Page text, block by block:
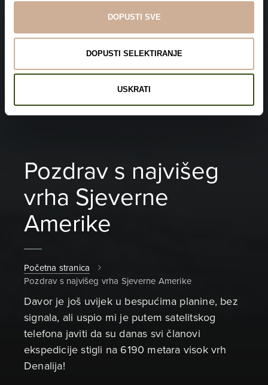
DOPUSTI SVE
DOPUSTI SELEKTIRANJE
USKRATI
Pozdrav s najvišeg
vrha Sjeverne
Amerike
Početna stranica
Pozdrav s najvišeg vrha Sjeverne Amerike
Davor je još uvijek u bespućima planine, bez
signala, ali uspio mi je putem satelitskog
telefona javiti da su danas svi članovi
ekspedicije stigli na 6190 metara visok vrh
Denalija!